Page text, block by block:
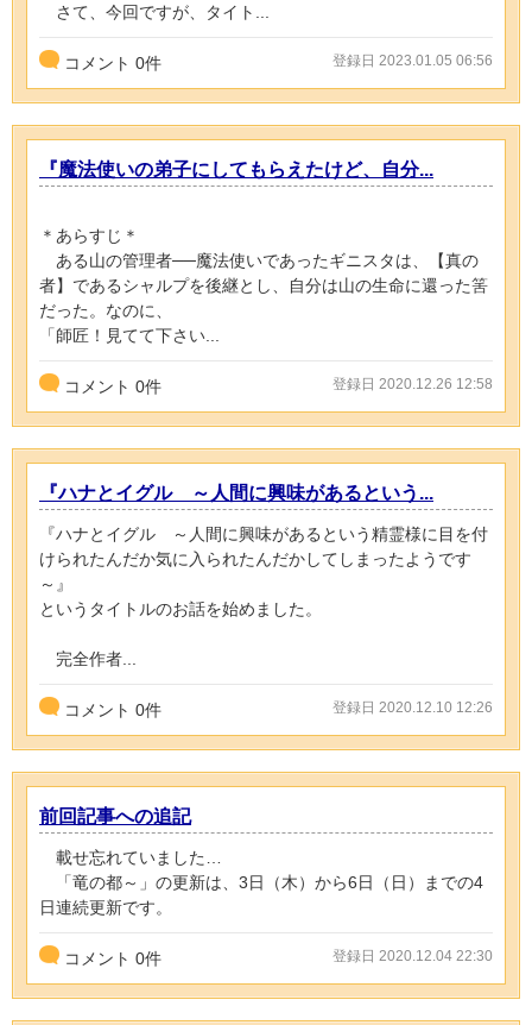
さて、今回ですが、タイト...
コメント 0件 登録日 2023.01.05 06:56
『魔法使いの弟子にしてもらえたけど、自分...
＊あらすじ＊
ある山の管理者──魔法使いであったギニスタは、【真の
者】であるシャルプを後継とし、自分は山の生命に還った筈
だった。なのに、
「師匠！見てて下さい...
コメント 0件 登録日 2020.12.26 12:58
『ハナとイグル ～人間に興味があるという...
『ハナとイグル ～人間に興味があるという精霊様に目を付
けられたんだか気に入られたんだかしてしまったようです
～』
というタイトルのお話を始めました。
完全作者...
コメント 0件 登録日 2020.12.10 12:26
前回記事への追記
載せ忘れていました…
「竜の都～」の更新は、3日（木）から6日（日）までの4
日連続更新です。
コメント 0件 登録日 2020.12.04 22:30